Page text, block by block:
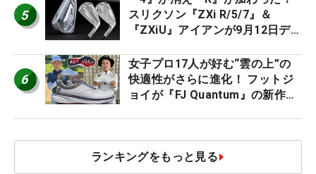
5
スリクソン『ZXi R/5/7』＆
『ZXiU』アイアンが9月12日デ
6
女子プロ17人が好む“雲の上”の
快適性がさらに進化！ フットジ
ョイが『FJ Quantum』の新作を
ランキングをもっと見る